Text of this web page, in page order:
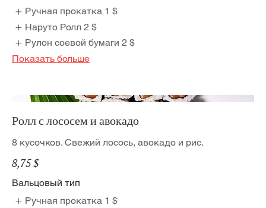
Ручная прокатка 1 $
Наруто Ролл 2 $
Рулон соевой бумаги 2 $
Показать больше
Ролл с лососем и авокадо
8 кусочков. Свежий лосось, авокадо и рис.
8,75 $
Вальцовый тип
Ручная прокатка 1 $